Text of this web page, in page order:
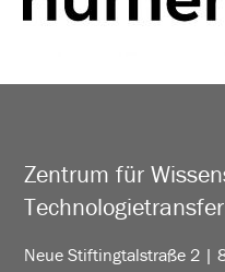
Zentrum für
Neue Stiftingtalstraße 2 |